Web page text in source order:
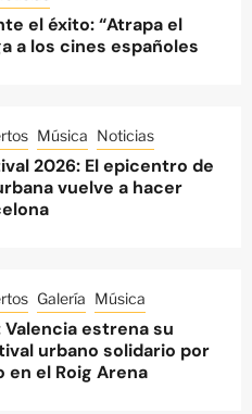
el éxito: “Atrapa el
a los cines españoles
Música Noticias
2026: El epicentro de
vuelve a hacer
Galería Música
Valencia estrena su
urbano solidario por
en el Roig Arena